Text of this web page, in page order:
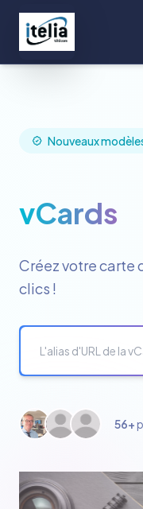
Nouveaux
vCards
Créez votre carte
clics !
56+